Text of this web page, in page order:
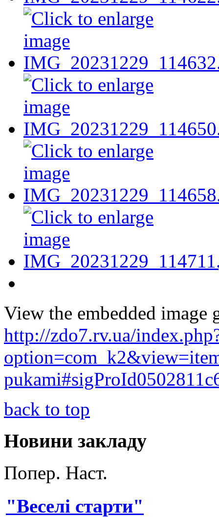
View the embedded image
http://zdo7.rv.ua/
back to top
Новини закладу
Попер. Наст.
"Веселі старти"